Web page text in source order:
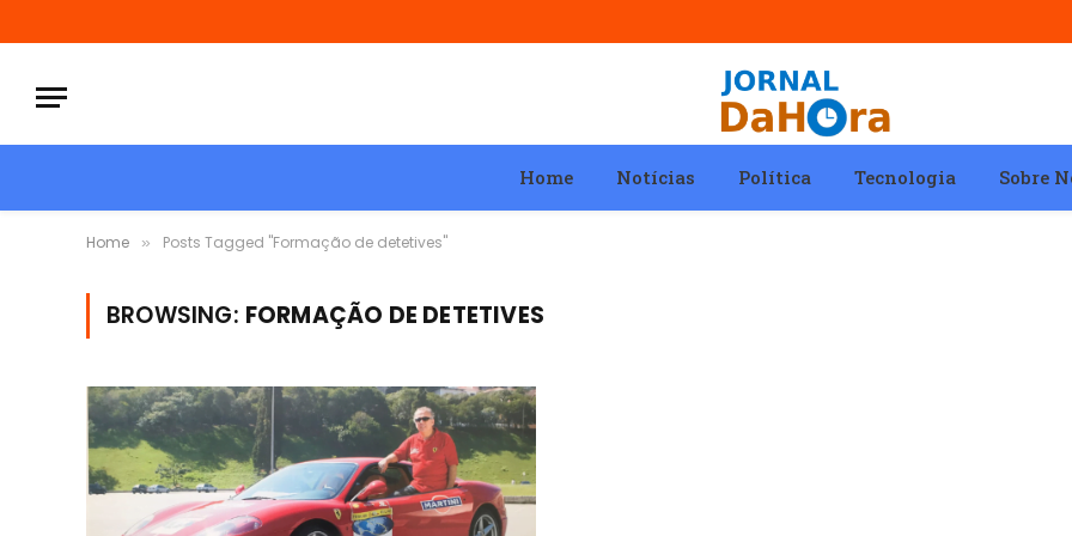
Home Notícias Política Tecnologia Sobre
Home » Posts Tagged "Formação de detetives"
BROWSING: FORMAÇÃO DE DETETIVES